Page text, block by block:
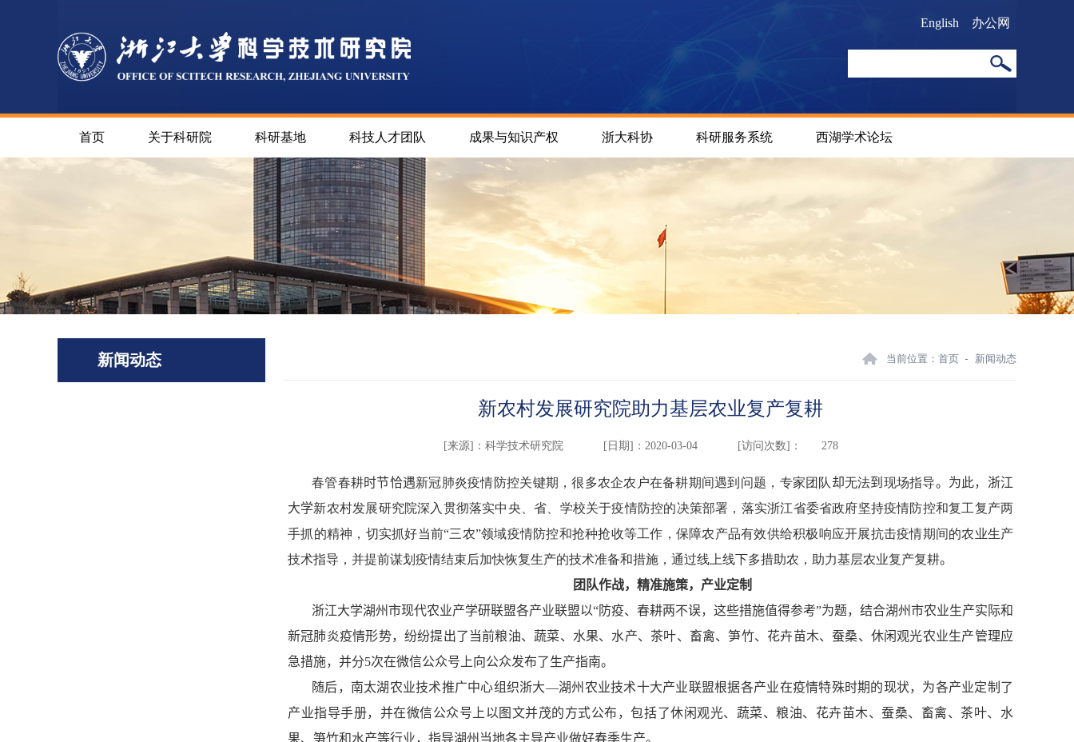
办公网
English
首页 关于科研院 科研基地 科技人才团队 成果与知识产权 浙大科协 科研服务系统 西湖学术论坛
新闻动态 当前位置： 首页 新闻动态
新农村发展研究院助力基层农业复产复耕
[来源]： 科学技术研究院 [日期]：2020-03-04 [访问次数]： 278
春管春耕时节恰遇新冠肺炎疫情防控关键期，很多农企农户在备耕期间遇到问题，专家团队 却无法到 现场指导。 为此，浙江
大学新农村发展研究院深入贯彻落实中央、省、学校关于疫情防控的决策部署，落实浙江省委省政府坚持疫情防控和复工复产两
手抓的精神，切实抓好当前“三农”领域疫情防控和抢种抢收等工作，保障农产品有效供给积极响应开展抗击疫情期间的农业生产
技术指导，并提前谋划疫情结束后加快恢复生产的技术准备和措施，通过线上线下多措助农，助力基层农业复产复耕。
团队作战，精准施策，产业定制
浙江大学湖州市现代农业产学研联盟各产业联盟以“防疫、春耕两不误，这些措施值得参考”为题，结合湖州市农业生产实际和
新冠肺炎疫情形势，纷纷提出了当前粮油、蔬菜、水果、水产、茶叶、畜禽、笋竹、花卉苗木、蚕桑、休闲观光农业生产管理应
急措施，并分5次在微信公众号上向公众发布了生产指南。
随后，南太湖农业技术推广中心组织浙大—湖州农业技术十大产业联盟根据各产业在疫情特殊时期的现状，为各产业定制了
产业指导手册，并在微信公众号上以图文并茂的方式公布，包括了休闲观光、蔬菜、粮油、花卉苗木、蚕桑、畜禽、茶叶、水
果、笋竹和水产等行业，指导湖州当地各主导产业做好春季生产。